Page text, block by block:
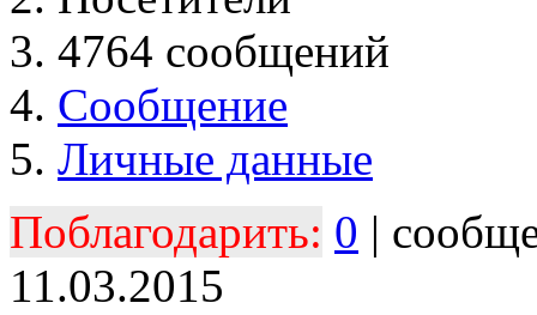
4764 сообщений
Сообщение
Личные данные
Поблагодарить: 0 |
11.03.2015